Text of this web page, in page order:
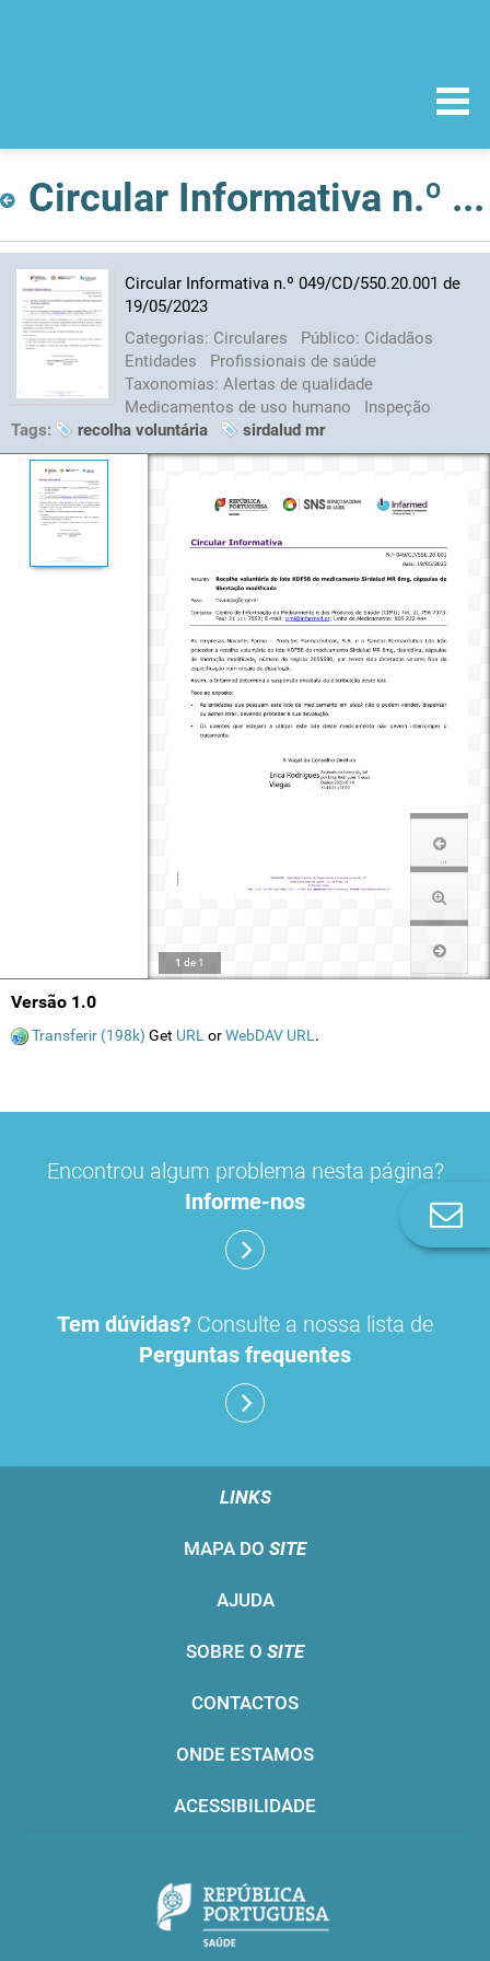
Circular Informativa n.º 049/CD/550.20.001 de 19/05/2023
Circular Informativa n.º 049/CD/550.20.001 de
19/05/2023
Categorias: Circulares Público: Cidadãos
Entidades
Profissionais de saúde
Taxonomias: Alertas de qualidade
Medicamentos de uso humano
Inspeção
Tags:
recolha voluntária sirdalud mr
1 de 1
Versão 1.0
Transferir (198k) Get URL orWebDAV URL .
Encontrou algum problema nesta página?
Informe-nos
Tem dúvidas? Consulte a nossa lista de
Perguntas frequentes
LINKS
MAPA DO SITE
AJUDA
SOBRE O SITE
CONTACTOS
ONDE ESTAMOS
ACESSIBILIDADE